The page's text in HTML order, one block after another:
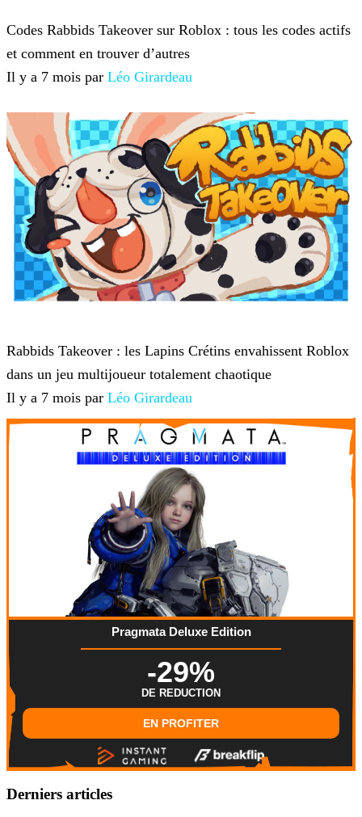
Codes Rabbids Takeover sur Roblox : tous les codes actifs
et comment en trouver d’autres
Il y a 7 mois par Léo Girardeau
Rabbids Takeover : les Lapins Crétins envahissent Roblox
dans un jeu multijoueur totalement chaotique
Il y a 7 mois par Léo Girardeau
Pragmata Deluxe Edition
-29%
DE REDUCTION
EN PROFITER
Derniers articles